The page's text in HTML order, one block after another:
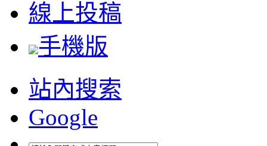
線上投稿
手機版
站內搜索
Google